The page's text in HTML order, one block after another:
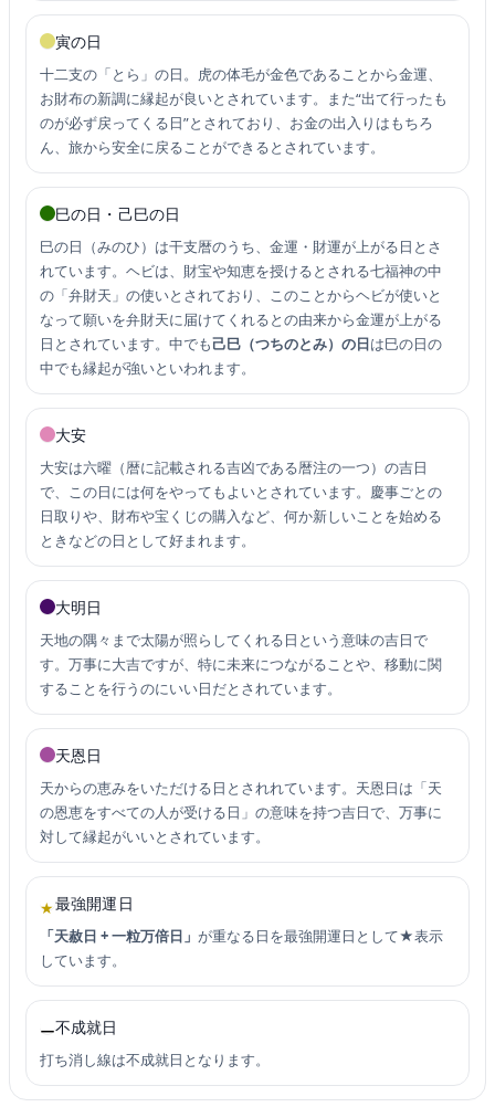
寅の日
十二支の「とら」の日。虎の体毛が金色であることから金運、
お財布の新調に縁起が良いとされています。また“出て行ったも
のが必ず戻ってくる日”とされており、お金の出入りはもちろ
ん、旅から安全に戻ることができるとされています。
巳の日・己巳の日
巳の日（みのひ）は干支暦のうち、金運・財運が上がる日とさ
れています。ヘビは、財宝や知恵を授けるとされる七福神の中
の「弁財天」の使いとされており、このことからヘビが使いと
なって願いを弁財天に届けてくれるとの由来から金運が上がる
日とされています。中でも己巳（つちのとみ）の日は巳の日の
中でも縁起が強いといわれます。
大安
大安は六曜（暦に記載される吉凶である暦注の一つ）の吉日
で、この日には何をやってもよいとされています。慶事ごとの
日取りや、財布や宝くじの購入など、何か新しいことを始める
ときなどの日として好まれます。
大明日
天地の隅々まで太陽が照らしてくれる日という意味の吉日で
す。万事に大吉ですが、特に未来につながることや、移動に関
することを行うのにいい日だとされています。
天恩日
天からの恵みをいただける日とされれています。天恩日は「天
の恩恵をすべての人が受ける日」の意味を持つ吉日で、万事に
対して縁起がいいとされています。
★最強開運日
「天赦日 + 一粒万倍日」 が重なる日を最強開運日として★表示
しています。
ー不成就日
打ち消し線は不成就日となります。